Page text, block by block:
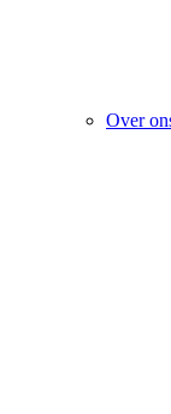
Over